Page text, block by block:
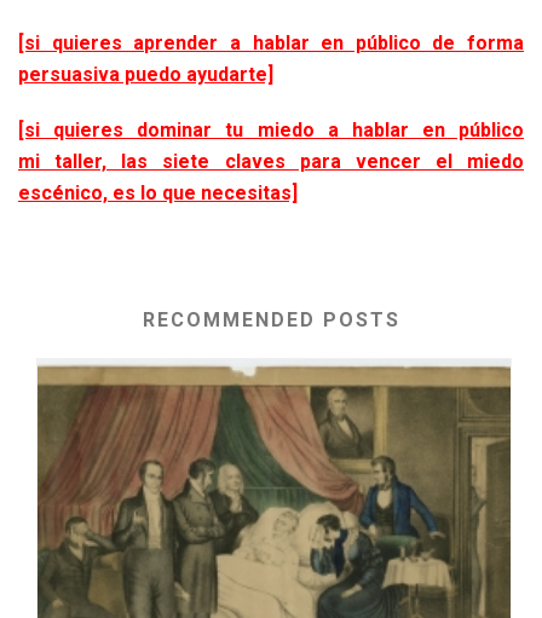
[si quieres aprender a hablar en público de forma
persuasiva puedo ayudarte]
[si quieres dominar tu miedo a hablar en público
mi taller, las siete claves para vencer el miedo
escénico, es lo que necesitas]
RECOMMENDED POSTS